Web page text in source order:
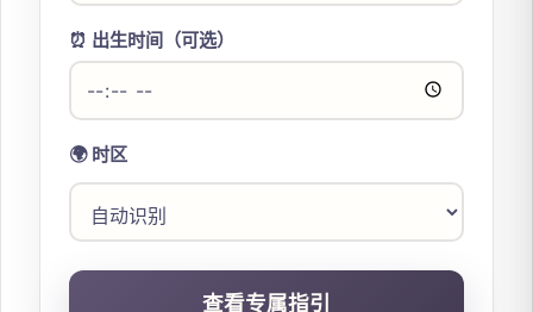
⏰ 出生时间（可选）
🌍 时区
查看专属指引